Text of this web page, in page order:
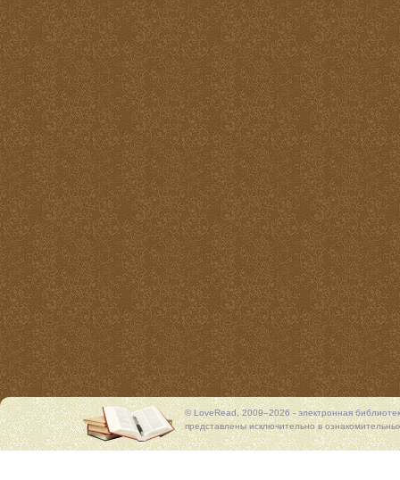
© LoveRead, 2009–2026 - электронная
представлены исключительно в